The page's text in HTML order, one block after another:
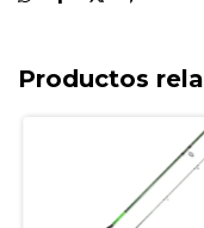
Productos